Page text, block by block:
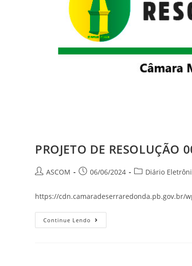
PROJETO DE RESOLUÇÃO
ASCOM 06/06/2024 Diário
https://cdn.camaradeserraredonda.pb.gov.br/
Continue Lendo